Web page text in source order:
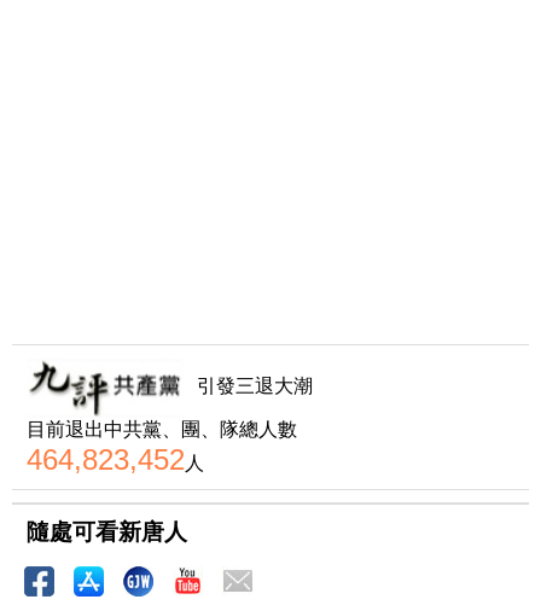
引發三退大潮
目前退出中共黨、團、隊總人數
464,823,452 人
隨處可看新唐人